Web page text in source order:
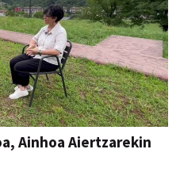
Ainhoa Aiertzarekin